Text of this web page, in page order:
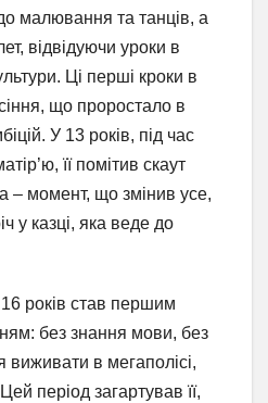
малювання та танців, а
відвідуючи уроки в
Ці перші кроки в
що проростало в
У 13 років, під час
її помітив скаут
– момент, що змінив усе,
у казці, яка веде до
років став першим
без знання мови, без
виживати в мегаполісі,
період загартував її,